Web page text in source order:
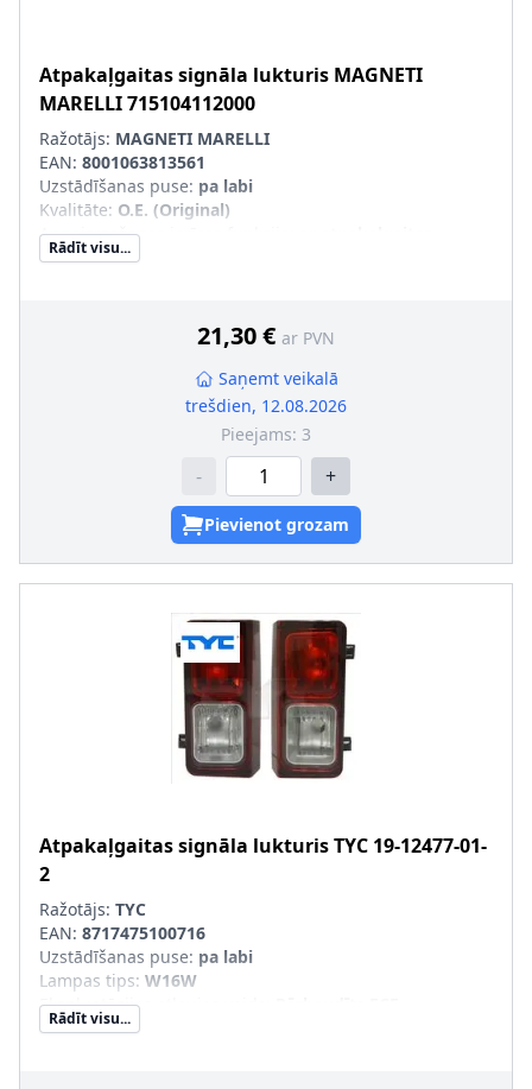
Atpakaļgaitas signāla lukturis MAGNETI
MARELLI715104112000
Ražotājs: MAGNETI MARELLI
EAN: 8001063813561
Uzstādīšanas puse: pa labi
Kvalitāte: O.E. (Original)
Apgaismošanas ierīces funkcija
gaismas signālu
Rādīt visu...
21,30 € ar PVN
Saņemt veikalā
trešdien, 12.08.2026
Pieejams: 3
- +
Pievienot grozam
Atpakaļgaitas signāla lukturisTYC 19-12477-01-
2
Ražotājs: TYC
EAN: 8717475100716
Uzstādīšanas puse: pa labi
Lampas tips: W16W
Ekspluatācijas atļaujas veids
Papildus artikuls/Papildus informācija
Rādīt visu...